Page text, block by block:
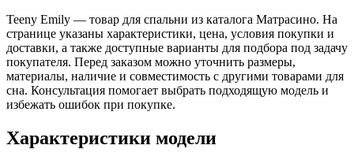
Teeny Emily — товар для спальни из каталога Матрасино. На
странице указаны характеристики, цена, условия покупки и
доставки, а также доступные варианты для подбора под задачу
покупателя. Перед заказом можно уточнить размеры,
материалы, наличие и совместимость с другими товарами для
сна. Консультация помогает выбрать подходящую модель и
избежать ошибок при покупке.
Характеристики модели